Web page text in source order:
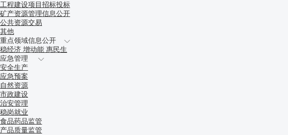
工程建设项目招标投标
矿产资源管理信息公开
公共资源交易
其他
重点领域信息公开
稳经济 增动能 惠民生
应急管理
安全生产
应急预案
自然资源
市政建设
治安管理
稳岗就业
食品药品监管
产品质量监管